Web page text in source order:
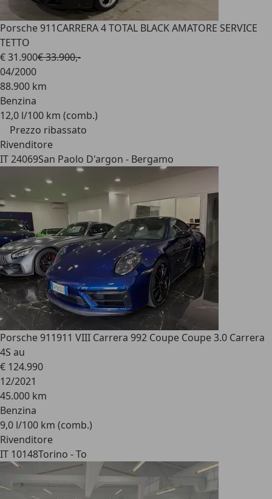
Porsche 911CARRERA 4 TOTAL BLACK AMATORE SERVICE
TETTO
€ 31.900€ 33.900,-
04/2000
88.900 km
Benzina
12,0 l/100 km (comb.)
Prezzo ribassato
Rivenditore
IT 24069San Paolo D'argon - Bergamo
Porsche 911911 VIII Carrera 992 Coupe Coupe 3.0 Carrera
4S au
€ 124.990
12/2021
45.000 km
Benzina
9,0 l/100 km (comb.)
Rivenditore
IT 10148Torino - To